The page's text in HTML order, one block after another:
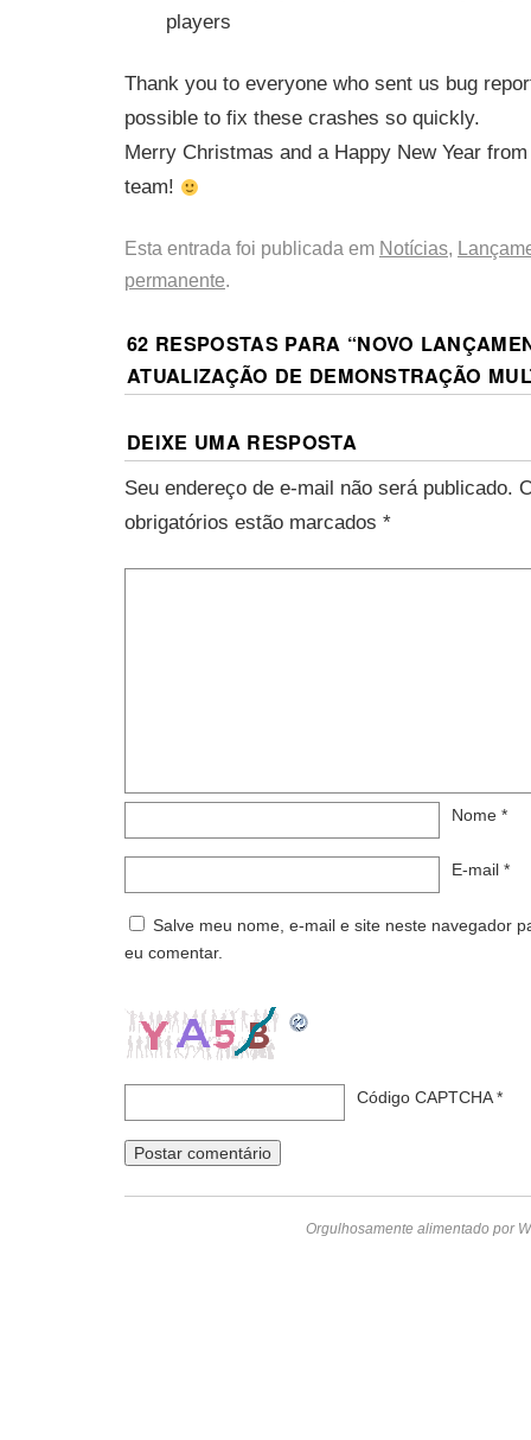
players
Thank you to everyone who sent us bug
possible to fix these crashes so quickly.
Merry Christmas and a Happy New Year
team!
Esta entrada foi publicada em Notícias,
permanente.
62 RESPOSTAS PARA “NOVO
ATUALIZAÇÃO DE DEMONSTRAÇÃO
DEIXE UMA RESPOSTA
Seu endereço de e-mail não será publicado.
obrigatórios estão marcados *
Nome *
E-mail *
Salve meu nome, e-mail e site neste navegador
eu comentar.
Código CAPTCHA*
Orgulhosamente alimentado por